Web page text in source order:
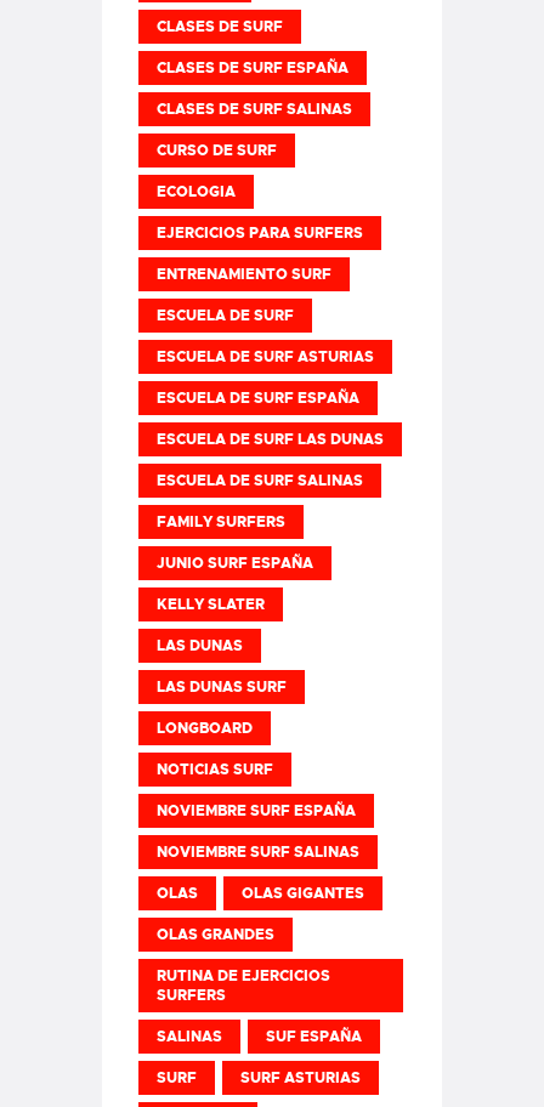
CLASES DE SURF
CLASES DE SURF ESPAÑA
CLASES DE SURF SALINAS
CURSO DE SURF
ECOLOGIA
EJERCICIOS PARA SURFERS
ENTRENAMIENTO SURF
ESCUELA DE SURF
ESCUELA DE SURF ASTURIAS
ESCUELA DE SURF ESPAÑA
ESCUELA DE SURF LAS DUNAS
ESCUELA DE SURF SALINAS
FAMILY SURFERS
JUNIO SURF ESPAÑA
KELLY SLATER
LAS DUNAS
LAS DUNAS SURF
LONGBOARD
NOTICIAS SURF
NOVIEMBRE SURF ESPAÑA
NOVIEMBRE SURF SALINAS
OLAS OLAS GIGANTES
OLAS GRANDES
RUTINA DE EJERCICIOS
SURFERS
SALINAS SUF ESPAÑA
SURF SURF ASTURIAS